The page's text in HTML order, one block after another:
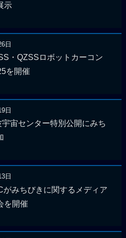
示
日
・QZSSロボットカーコン
を開催
日
宇宙センター特別公開にみち
日
がみちびきに関するメディア
を開催